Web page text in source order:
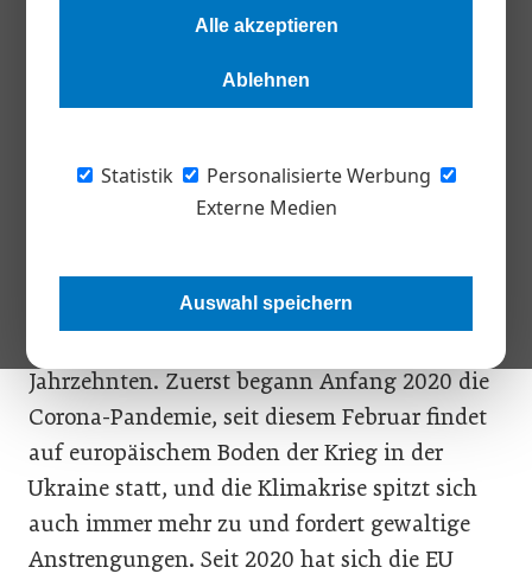
Alle akzeptieren
Ablehnen
Statistik
Personalisierte Werbung
Externe Medien
Auswahl speichern
Corona, Klima, Krieg: Auf nichts davon war Europa gut
geopolitische Bedeutungslosigkeit abzurutschen. Doch wenn
Europas Staaten jetzt zusammenrücken und an einem Strang
Wende einläuten.
noch keine katastrophalen Krisen erlebt hat.
Aber die Erschütterungen, die der Kontinent
Jahrzehnten. Zuerst begann Anfang 2020 die
Corona-Pandemie, seit diesem Februar findet
auf europäischem Boden der Krieg in der
Ukraine statt, und die Klimakrise spitzt sich
auch immer mehr zu und fordert gewaltige
Anstrengungen. Seit 2020 hat sich die EU